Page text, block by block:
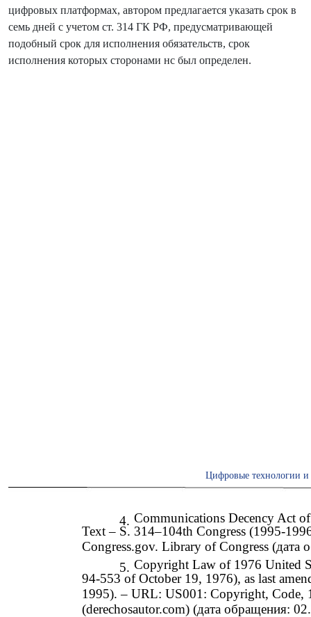
цифровых платформах, автором предлагается указать срок в
семь дней с учетом ст. 314 ГК РФ, предусматривающей
подобный срок для исполнения обязательств, срок
исполнения которых сторонами нс был определен.
Цифровые технологии и
4. Communications Decency Act
Text – S. 314–104th Congress (1995-
Congress.gov. Library of Congress (дата
5. Copyright Law of 1976 United
94-553 of October 19, 1976), as last
1995). – URL: US001: Copyright, Code,
(derechosautor.com) (дата обращения: